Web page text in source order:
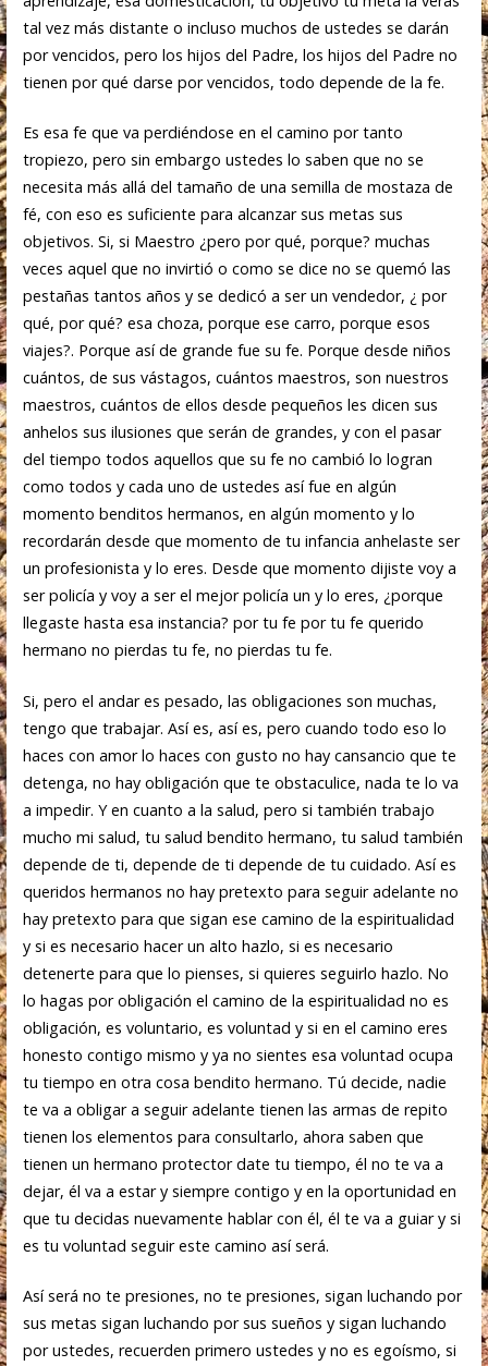
tal vez más distante o incluso muchos de ustedes se darán
por vencidos, pero los hijos del Padre, los hijos del Padre no
tienen por qué darse por vencidos, todo depende de la fe.
Es esa fe que va perdiéndose en el camino por tanto
tropiezo, pero sin embargo ustedes lo saben que no se
necesita más allá del tamaño de una semilla de mostaza de
fé, con eso es suficiente para alcanzar sus metas sus
objetivos. Si, si Maestro ¿pero por qué, porque? muchas
veces aquel que no invirtió o como se dice no se quemó las
pestañas tantos años y se dedicó a ser un vendedor, ¿ por
qué, por qué? esa choza, porque ese carro, porque esos
viajes?. Porque así de grande fue su fe. Porque desde niños
cuántos, de sus vástagos, cuántos maestros, son nuestros
maestros, cuántos de ellos desde pequeños les dicen sus
anhelos sus ilusiones que serán de grandes, y con el pasar
del tiempo todos aquellos que su fe no cambió lo logran
como todos y cada uno de ustedes así fue en algún
momento benditos hermanos, en algún momento y lo
recordarán desde que momento de tu infancia anhelaste ser
un profesionista y lo eres. Desde que momento dijiste voy a
ser policía y voy a ser el mejor policía un y lo eres, ¿porque
llegaste hasta esa instancia? por tu fe por tu fe querido
hermano no pierdas tu fe, no pierdas tu fe.
Si, pero el andar es pesado, las obligaciones son muchas,
tengo que trabajar. Así es, así es, pero cuando todo eso lo
haces con amor lo haces con gusto no hay cansancio que te
detenga, no hay obligación que te obstaculice, nada te lo va
a impedir. Y en cuanto a la salud, pero si también trabajo
mucho mi salud, tu salud bendito hermano, tu salud también
depende de ti, depende de ti depende de tu cuidado. Así es
queridos hermanos no hay pretexto para seguir adelante no
hay pretexto para que sigan ese camino de la espiritualidad
y si es necesario hacer un alto hazlo, si es necesario
detenerte para que lo pienses, si quieres seguirlo hazlo. No
lo hagas por obligación el camino de la espiritualidad no es
obligación, es voluntario, es voluntad y si en el camino eres
honesto contigo mismo y ya no sientes esa voluntad ocupa
tu tiempo en otra cosa bendito hermano. Tú decide, nadie
te va a obligar a seguir adelante tienen las armas de repito
tienen los elementos para consultarlo, ahora saben que
tienen un hermano protector date tu tiempo, él no te va a
dejar, él va a estar y siempre contigo y en la oportunidad en
que tu decidas nuevamente hablar con él, él te va a guiar y si
es tu voluntad seguir este camino así será.
Así será no te presiones, no te presiones, sigan luchando por
sus metas sigan luchando por sus sueños y sigan luchando
por ustedes, recuerden primero ustedes y no es egoísmo, si